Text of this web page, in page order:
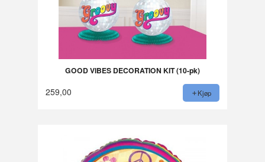
GOOD VIBES DECORATION KIT (10-pk)
259,00 Kjøp